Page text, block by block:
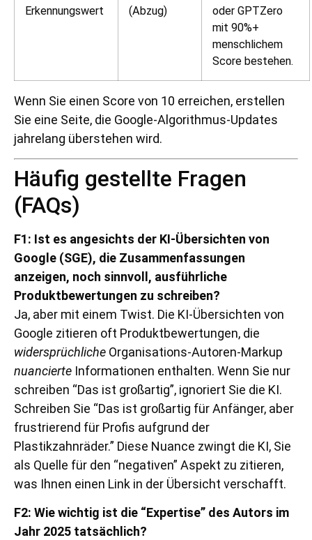
Erkennungswert
(Abzug)
oder GPTZero
mit 90%+
menschlichem
Score bestehen.
Wenn Sie einen Score von 10 erreichen, erstellen
Sie eine Seite, die Google-Algorithmus-Updates
jahrelang überstehen wird.
Häufig gestellte Fragen
(FAQs)
F1: Ist es angesichts der KI-Übersichten von
Google (SGE), die Zusammenfassungen
anzeigen, noch sinnvoll, ausführliche
Produktbewertungen zu schreiben?
Ja, aber mit einem Twist. Die KI-Übersichten von
Google zitieren oft Produktbewertungen, die
widersprüchliche Organisations-Autoren-Markup
nuancierte Informationen enthalten. Wenn Sie nur
schreiben “Das ist großartig”, ignoriert Sie die KI.
Schreiben Sie “Das ist großartig für Anfänger, aber
frustrierend für Profis aufgrund der
Plastikzahnräder.” Diese Nuance zwingt die KI, Sie
als Quelle für den “negativen” Aspekt zu zitieren,
was Ihnen einen Link in der Übersicht verschafft.
F2: Wie wichtig ist die “Expertise” des Autors im
Jahr 2025 tatsächlich?